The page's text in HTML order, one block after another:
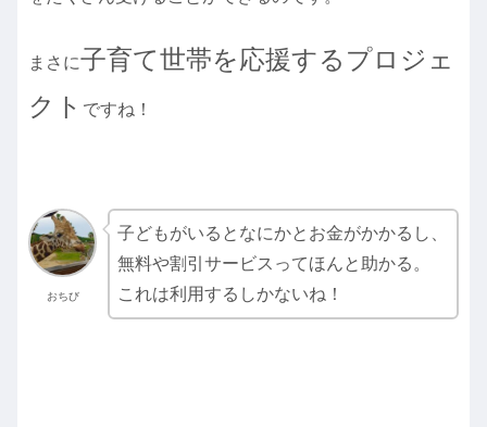
まさに子育て世帯を応援するプロジェ
クト ですね！
おちび
子どもがいるとなにかとお金がかかるし、
無料や割引サービスってほんと助かる。
これは利用するしかないね！